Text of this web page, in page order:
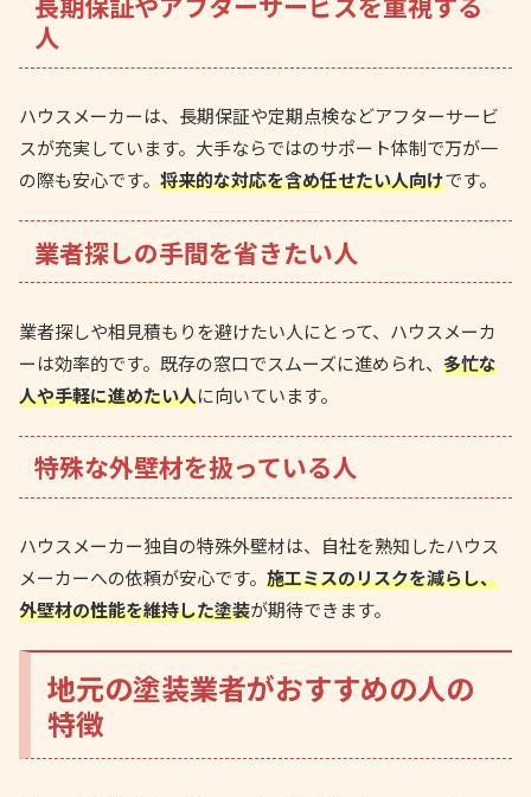
人
ハウスメーカーは、長期保証や定期点検などアフターサービ
スが充実しています。大手ならではのサポート体制で万が一
の際も安心です。 将来的な対応を含め任せたい人向けです。
業者探しの手間を省きたい人
業者探しや相見積もりを避けたい人にとって、ハウスメーカ
ーは効率的です。既存の窓口でスムーズに進められ、 多忙な
人や手軽に進めたい人に向いています。
特殊な外壁材を扱っている人
ハウスメーカー独自の特殊外壁材は、自社を熟知したハウス
メーカーへの依頼が安心です。 施工ミスのリスクを減らし、
外壁材の性能を維持した塗装が期待できます。
地元の塗装業者がおすすめの人の
特徴